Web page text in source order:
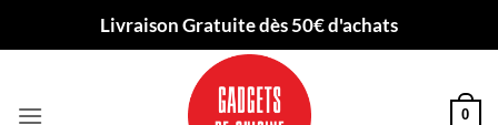
Livraison Gratuite dès 50€ d'achats
0